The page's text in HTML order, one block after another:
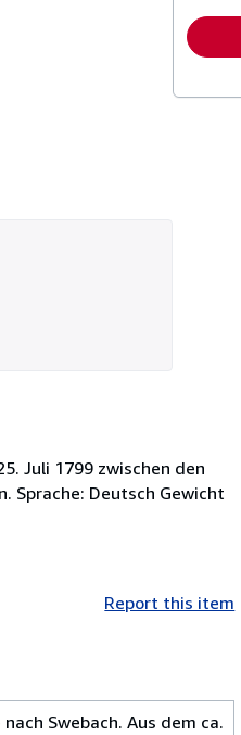
Juli 1799 zwischen den
Sprache: Deutsch Gewicht
Report this item
Swebach. Aus dem ca.